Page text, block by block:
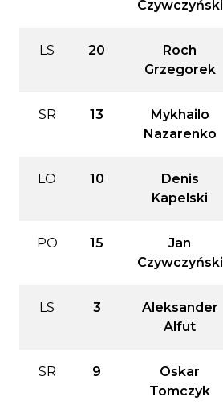
Czywczyński
LS 20
Roch
Grzegorek
SR 13
Mykhailo
Nazarenko
LO 10
Denis
Kapelski
PO 15
Jan
Czywczyński
LS 3
Aleksander
Alfut
SR 9
Oskar
Tomczyk